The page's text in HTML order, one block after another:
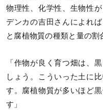
物理性、化学性、生物性
デンカの吉田さんによれ
と腐植物質の種類と量の割
「作物が良く育つ畑は、
しょう。こういった土に
す。腐植物質が多いほど
す」